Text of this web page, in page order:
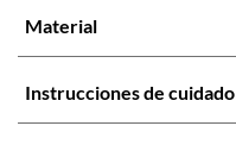
Material
Instrucciones de cuidado